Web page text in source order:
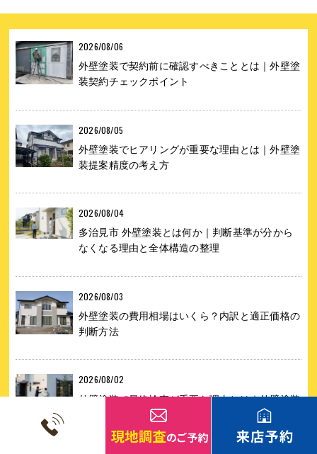
2026/08/06
外壁塗装で契約前に確認すべきこととは｜外壁塗
装契約チェックポイント
2026/08/05
外壁塗装でヒアリングが重要な理由とは｜外壁塗
装提案精度の考え方
2026/08/04
多治見市 外壁塗装とは何か｜判断基準が分から
なくなる理由と全体構造の整理
2026/08/03
外壁塗装の費用相場はいくら？内訳と適正価格の
判断方法
2026/08/02
外壁塗装で最終検査が重要な理由とは｜外壁塗装
仕上がり確認のポイント